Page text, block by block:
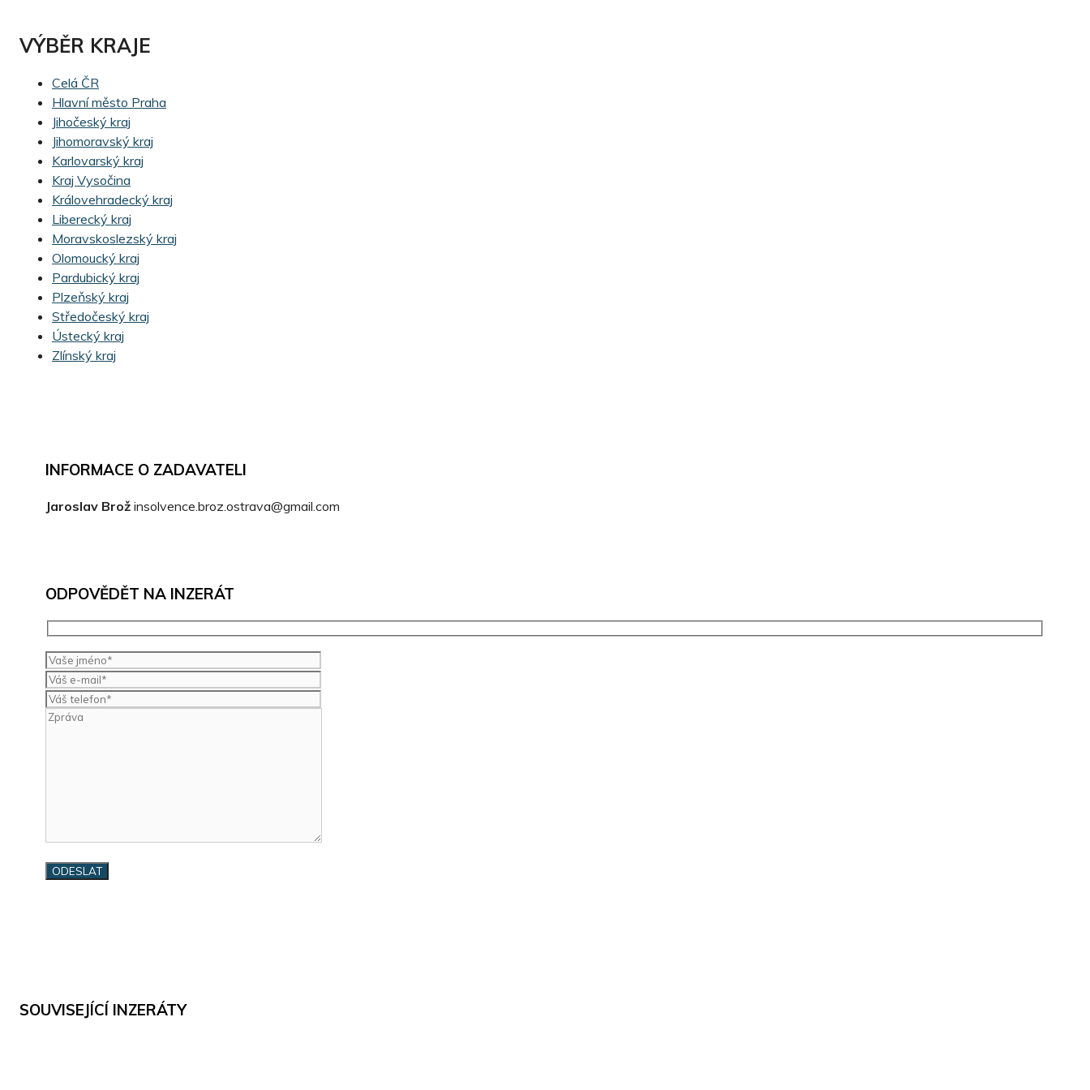
VÝBĚR KRAJE
Celá ČR
Hlavní město Praha
Jihočeský kraj
Jihomoravský kraj
Karlovarský kraj
Kraj Vysočina
Královehradecký kraj
Liberecký kraj
Moravskoslezský kraj
Olomoucký kraj
Pardubický kraj
Plzeňský kraj
Středočeský kraj
Ústecký kraj
Zlínský kraj
INFORMACE O ZADAVATELI
Jaroslav Brož insolvence.broz.ostrava@gmail.com
ODPOVĚDĚT NA INZERÁT
SOUVISEJÍCÍ INZERÁTY